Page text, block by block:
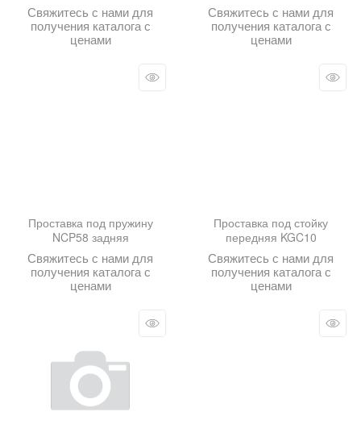
Свяжитесь с нами для
получения каталога с
ценами
Свяжитесь с нами для
получения каталога с
ценами
Проставка под пружину
NCP58 задняя
Свяжитесь с нами для
получения каталога с
ценами
Проставка под стойку
передняя KGC10
Свяжитесь с нами для
получения каталога с
ценами